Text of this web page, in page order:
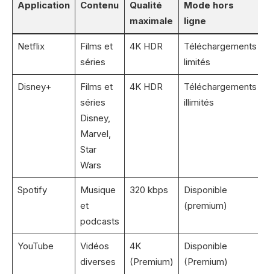
Application Contenu
Qualité
maximale
Mode hors
ligne
Netflix
Films et
séries
4K HDR
Téléchargements
limités
Disney+
Films et
séries
Disney,
Marvel,
Star
Wars
4K HDR
Téléchargements
illimités
Spotify
Musique
et
podcasts
320 kbps
Disponible
(premium)
YouTube
Vidéos
diverses
4K
(Premium)
Disponible
(Premium)